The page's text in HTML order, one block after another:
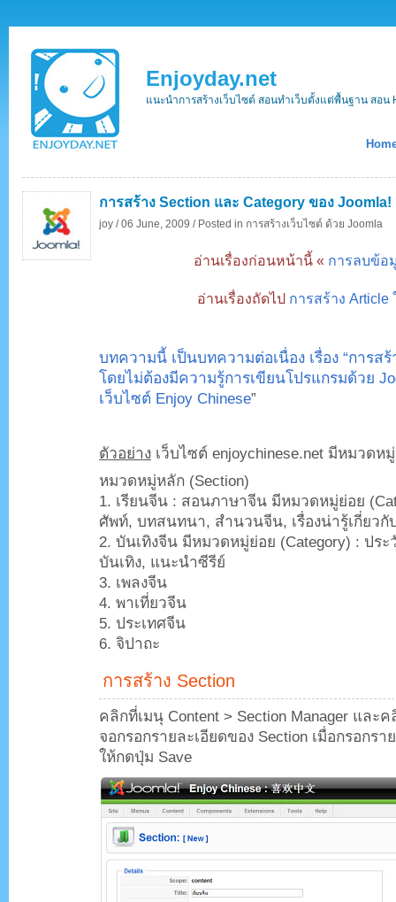
Enjoyday.net
แนะนำการสร้างเว็บไซต์ สอนทำเว็บตั้งแต่พื้นฐาน สอน
การสร้าง Section และ Category ของ Joomla!
joy / 06 June, 2009 / Posted in การสร้างเว็บไซต์ ด้วย Joomla
อ่านเรื่องก่อนหน้านี้ « การลบข้อ
อ่านเรื่องถัดไป การสร้าง Article
บทความนี้ เป็นบทความต่อเนื่อง เรื่อง “การส
โดยไม่ต้องมีความรู้การเขียนโปรแกรมด้วย
เว็บไซต์ Enjoy Chinese”
ตัวอย่าง เว็บไซต์ enjoychinese.net มีหมวด
หมวดหมู่หลัก (Section)
1. เรียนจีน : สอนภาษาจีน มีหมวดหมู่ย่อย
ศัพท์, บทสนทนา, สำนวนจีน, เรื่องน่ารู้เกี่ยวกั
2. บันเทิงจีน มีหมวดหมู่ย่อย (Category) : ปร
บันเทิง, แนะนำซีรีย์
3. เพลงจีน
4. พาเที่ยวจีน
5. ประเทศจีน
6. จิปาถะ
การสร้าง Section
คลิกที่เมนุ Content > Section Manager และ
จอกรอกรายละเอียดของ Section เมื่อกรอกรา
ให้กดปุ่ม Save